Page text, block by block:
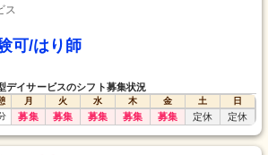
ス
可/はり師
デイサービスのシフト募集状況
月 火 水 木 金 土
日
募集 募集 募集 募集 募集 定休 定休